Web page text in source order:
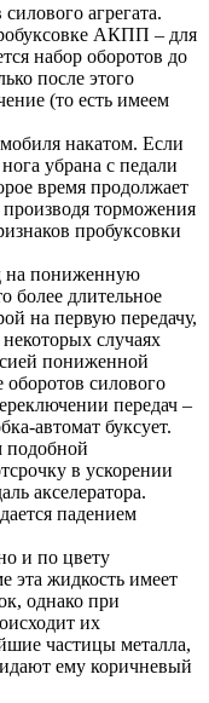
агрегата.
АКПП – для
набор оборотов до
после этого
(то есть имеем
накатом. Если
убрана с педали
время продолжает
торможения
пробуксовки
на пониженную
более длительное
на первую передачу,
случаях
пониженной
силового
передач –
автомат буксует.
подобной
в ускорении
акселератора.
падением
и по цвету
эта жидкость имеет
однако при
их
частицы металла,
ему коричневый